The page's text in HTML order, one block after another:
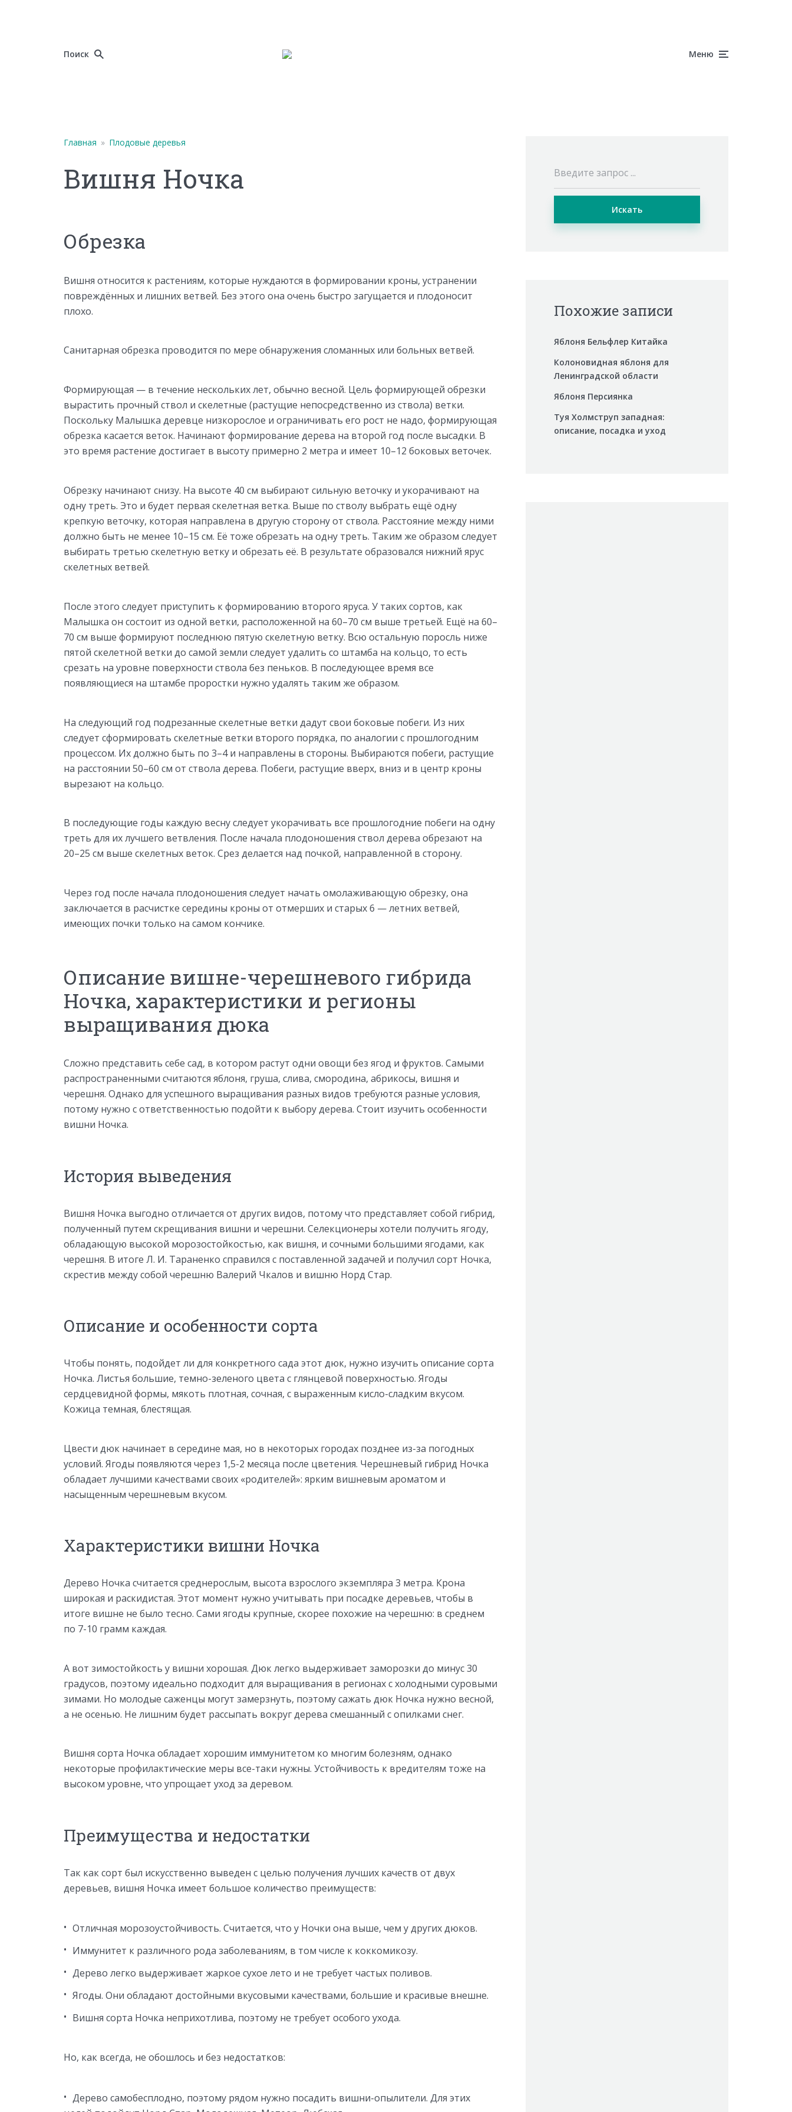
Поиск Меню
Главная » Плодовые деревья
Вишня Ночка
Обрезка
Вишня относится к растениям, которые нуждаются в формировании кроны, устранении
повреждённых и лишних ветвей. Без этого она очень быстро загущается и плодоносит
плохо.
Санитарная обрезка проводится по мере обнаружения сломанных или больных ветвей.
Формирующая — в течение нескольких лет, обычно весной. Цель формирующей обрезки
вырастить прочный ствол и скелетные (растущие непосредственно из ствола) ветки.
Поскольку Малышка деревце низкорослое и ограничивать его рост не надо, формирующая
обрезка касается веток. Начинают формирование дерева на второй год после высадки. В
это время растение достигает в высоту примерно 2 метра и имеет 10–12 боковых веточек.
Обрезку начинают снизу. На высоте 40 см выбирают сильную веточку и укорачивают на
одну треть. Это и будет первая скелетная ветка. Выше по стволу выбрать ещё одну
крепкую веточку, которая направлена в другую сторону от ствола. Расстояние между ними
должно быть не менее 10–15 см. Её тоже обрезать на одну треть. Таким же образом следует
выбирать третью скелетную ветку и обрезать её. В результате образовался нижний ярус
скелетных ветвей.
После этого следует приступить к формированию второго яруса. У таких сортов, как
Малышка он состоит из одной ветки, расположенной на 60–70 см выше третьей. Ещё на 60–
70 см выше формируют последнюю пятую скелетную ветку. Всю остальную поросль ниже
пятой скелетной ветки до самой земли следует удалить со штамба на кольцо, то есть
срезать на уровне поверхности ствола без пеньков. В последующее время все
появляющиеся на штамбе проростки нужно удалять таким же образом.
На следующий год подрезанные скелетные ветки дадут свои боковые побеги. Из них
следует сформировать скелетные ветки второго порядка, по аналогии с прошлогодним
процессом. Их должно быть по 3–4 и направлены в стороны. Выбираются побеги, растущие
на расстоянии 50–60 см от ствола дерева. Побеги, растущие вверх, вниз и в центр кроны
вырезают на кольцо.
В последующие годы каждую весну следует укорачивать все прошлогодние побеги на одну
треть для их лучшего ветвления. После начала плодоношения ствол дерева обрезают на
20–25 см выше скелетных веток. Срез делается над почкой, направленной в сторону.
Через год после начала плодоношения следует начать омолаживающую обрезку, она
заключается в расчистке середины кроны от отмерших и старых 6 — летних ветвей,
имеющих почки только на самом кончике.
Описание вишне-черешневого гибрида
Ночка, характеристики и регионы
выращивания дюка
Сложно представить себе сад, в котором растут одни овощи без ягод и фруктов. Самыми
распространенными считаются яблоня, груша, слива, смородина, абрикосы, вишня и
черешня. Однако для успешного выращивания разных видов требуются разные условия,
потому нужно с ответственностью подойти к выбору дерева. Стоит изучить особенности
вишни Ночка.
История выведения
Вишня Ночка выгодно отличается от других видов, потому что представляет собой гибрид,
полученный путем скрещивания вишни и черешни. Селекционеры хотели получить ягоду,
обладающую высокой морозостойкостью, как вишня, и сочными большими ягодами, как
черешня. В итоге Л. И. Тараненко справился с поставленной задачей и получил сорт Ночка,
скрестив между собой черешню Валерий Чкалов и вишню Норд Стар.
Описание и особенности сорта
Чтобы понять, подойдет ли для конкретного сада этот дюк, нужно изучить описание сорта
Ночка. Листья большие, темно-зеленого цвета с глянцевой поверхностью. Ягоды
сердцевидной формы, мякоть плотная, сочная, с выраженным кисло-сладким вкусом.
Кожица темная, блестящая.
Цвести дюк начинает в середине мая, но в некоторых городах позднее из-за погодных
условий. Ягоды появляются через 1,5-2 месяца после цветения. Черешневый гибрид Ночка
обладает лучшими качествами своих «родителей»: ярким вишневым ароматом и
насыщенным черешневым вкусом.
Характеристики вишни Ночка
Дерево Ночка считается среднерослым, высота взрослого экземпляра 3 метра. Крона
широкая и раскидистая. Этот момент нужно учитывать при посадке деревьев, чтобы в
итоге вишне не было тесно. Сами ягоды крупные, скорее похожие на черешню: в среднем
по 7-10 грамм каждая.
А вот зимостойкость у вишни хорошая. Дюк легко выдерживает заморозки до минус 30
градусов, поэтому идеально подходит для выращивания в регионах с холодными суровыми
зимами. Но молодые саженцы могут замерзнуть, поэтому сажать дюк Ночка нужно весной,
а не осенью. Не лишним будет рассыпать вокруг дерева смешанный с опилками снег.
Вишня сорта Ночка обладает хорошим иммунитетом ко многим болезням, однако
некоторые профилактические меры все-таки нужны. Устойчивость к вредителям тоже на
высоком уровне, что упрощает уход за деревом.
Преимущества и недостатки
Так как сорт был искусственно выведен с целью получения лучших качеств от двух
деревьев, вишня Ночка имеет большое количество преимуществ:
Отличная морозоустойчивость. Считается, что у Ночки она выше, чем у других дюков.
Иммунитет к различного рода заболеваниям, в том числе к коккомикозу.
Дерево легко выдерживает жаркое сухое лето и не требует частых поливов.
Ягоды. Они обладают достойными вкусовыми качествами, большие и красивые внешне.
Вишня сорта Ночка неприхотлива, поэтому не требует особого ухода.
Но, как всегда, не обошлось и без недостатков:
Дерево самобесплодно, поэтому рядом нужно посадить вишни-опылители. Для этих
Искать
Похожие записи
Яблоня Бельфлер Китайка
Колоновидная яблоня для
Ленинградской области
Яблоня Персиянка
Туя Холмструп западная:
описание, посадка и уход